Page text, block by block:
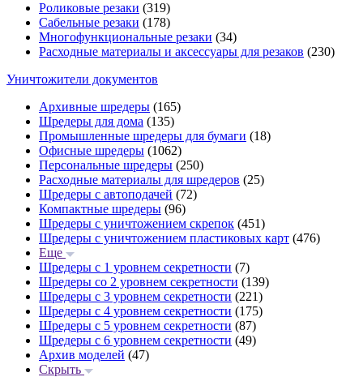
Роликовые резаки (319)
Сабельные резаки (178)
Многофункциональные резаки (34)
Расходные материалы и аксессуары для резаков (230)
Уничтожители документов
Архивные шредеры (165)
Шредеры для дома (135)
Промышленные шредеры для бумаги (18)
Офисные шредеры (1062)
Персональные шредеры (250)
Расходные материалы для шредеров (25)
Шредеры с автоподачей (72)
Компактные шредеры (96)
Шредеры с уничтожением скрепок (451)
Шредеры с уничтожением пластиковых карт (476)
Еще
Шредеры с 1 уровнем секретности (7)
Шредеры со 2 уровнем секретности (139)
Шредеры с 3 уровнем секретности (221)
Шредеры с 4 уровнем секретности (175)
Шредеры с 5 уровнем секретности (87)
Шредеры с 6 уровнем секретности (49)
Архив моделей (47)
Скрыть